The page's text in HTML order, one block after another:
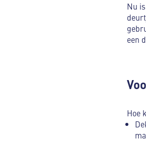
Nu
een
Hoe